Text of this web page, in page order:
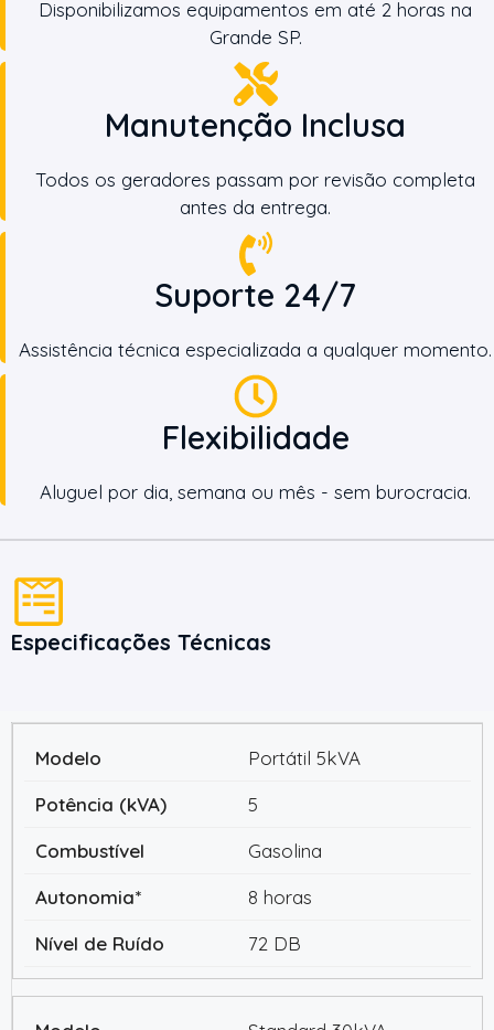
Disponibilizamos equipamentos em até 2 horas na
Grande SP.
Manutenção Inclusa
Todos os geradores passam por revisão completa
antes da entrega.
Suporte 24/7
Assistência técnica especializada a qualquer momento.
Flexibilidade
Aluguel por dia, semana ou mês - sem burocracia.
Especificações Técnicas
Portátil 5kVA
5
Gasolina
8 horas
72 DB